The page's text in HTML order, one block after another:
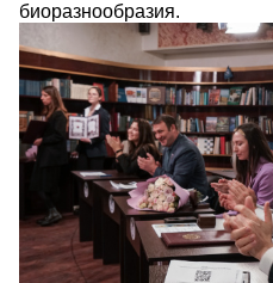
биоразнообразия.
ayr02212.jpg